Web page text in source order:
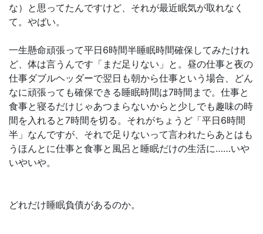
な）と思ってたんですけど、それが最近眠気が取れなく
て。やばい。
一生懸命頑張って平日6時間半睡眠時間確保してみたけれ
ど、体は言うんです「まだ足りない」と。昼の仕事と夜の
仕事ダブルヘッダーで翌日も朝から仕事という場合、どん
なに頑張っても確保できる睡眠時間は7時間まで。仕事と
食事と寝るだけじゃあつまらないからと少しでも趣味の時
間を入れると7時間を切る。それがちょうど「平日6時間
半」なんですが、それで足りないって言われたらあとはも
うほんとに仕事と食事と風呂と睡眠だけの生活に……いや
いやいや。
どれだけ睡眠負債があるのか。